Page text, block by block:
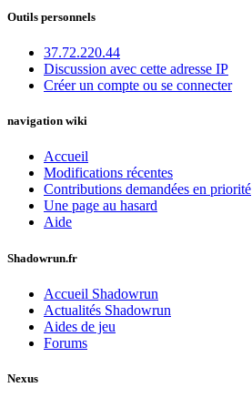
Outils personnels
37.72.220.44
Discussion avec cette adresse IP
Créer un compte ou se connecter
navigation wiki
Accueil
Modifications récentes
Contributions demandées en priorité
Une page au hasard
Aide
Shadowrun.fr
Accueil Shadowrun
Actualités Shadowrun
Aides de jeu
Forums
Nexus